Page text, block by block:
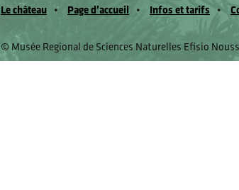
Le château Page d’accueil Infos et tarifs
© Musée Regional de Sciences Naturelles Efisio